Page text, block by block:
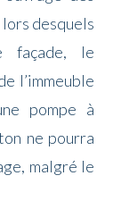
desquels
façade, le
l’immeuble
pompe à
ne pourra
malgré le